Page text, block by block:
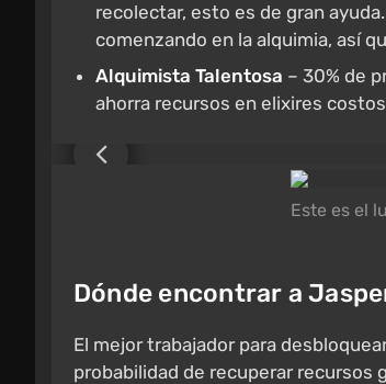
recolectar, esto es de gran
comenzando en la alquimia, así
Alquimista Talentosa – 30% de
ahorra recursos en elixires
Este es el
Dónde encontrar a
El mejor trabajador para
probabilidad de recuperar recursos